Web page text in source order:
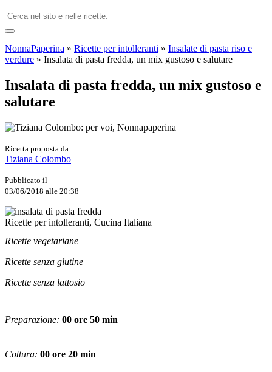
NonnaPaperina » Ricette per intolleranti » Insalate di pasta riso e
verdure » Insalata di pasta fredda, un mix gustoso e salutare
Insalata di pasta fredda, un mix gustoso e
salutare
Ricetta proposta da
Tiziana Colombo
Pubblicato il
03/06/2018 alle 20:38
Ricette per intolleranti, Cucina Italiana
Ricette vegetariane
Ricette senza glutine
Ricette senza lattosio
Preparazione: 00 ore 50 min
Cottura: 00 ore 20 min